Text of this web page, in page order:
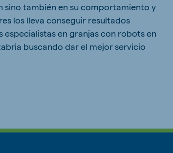
sino también en su comportamiento y
los lleva conseguir resultados
en granjas con robots en
buscando dar el mejor servicio